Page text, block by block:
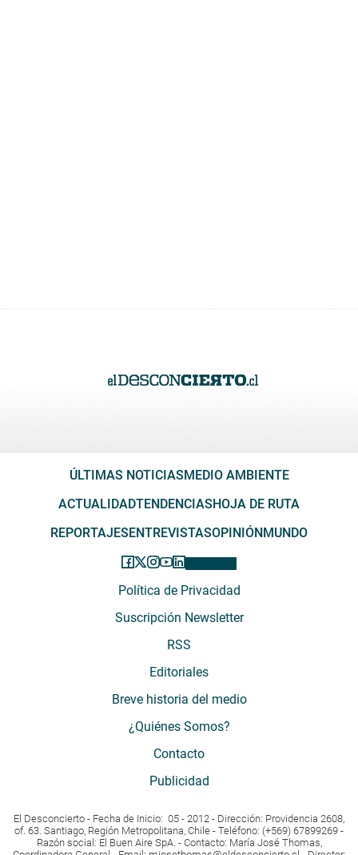
ÚLTIMAS NOTICIAS MEDIO AMBIENTE
ACTUALIDADTENDENCIAS HOJA DE RUTA
REPORTAJES ENTREVISTASOPINIÓN MUNDO
Política de Privacidad
Suscripción Newsletter
RSS
Editoriales
Breve historia del medio
¿Quiénes Somos?
Contacto
Publicidad
El Desconcierto - Fecha de Inicio: 05 - 2012 - Dirección: Providencia 2608,
of. 63. Santiago, Región Metropolitana, Chile - Teléfono: (+569) 67899269 -
Razón social: El Buen Aire SpA. - Contacto: María José Thomas,